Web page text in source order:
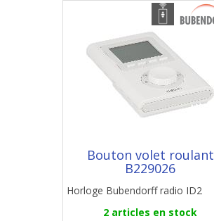
Bouton volet roulant
B229026
Horloge Bubendorff radio ID2
2 articles en stock